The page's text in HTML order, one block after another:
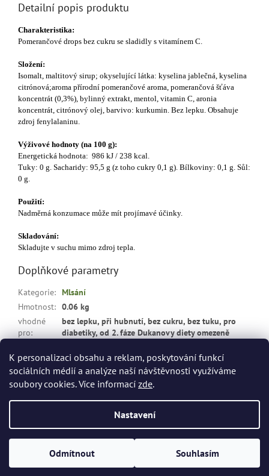
K personalizaci obsahu a reklam, poskytování funkcí
sociálních médií a analýze naší návštěvnosti využíváme
soubory cookies. Více informací zde.
Nastavení
Odmítnout Souhlasím
Detailní popis produktu
Charakteristika:
Pomerančové drops bez cukru se sladidly s vitamínem C.
Složení:
Isomalt, maltitový sirup; okyselující látka: kyselina jablečná, kyselina
citrónová;aroma přírodní pomerančové aroma, pomerančová šťáva
koncentrát (0,3%), bylinný extrakt, mentol, vitamin C, aronia
koncentrát, citrónový olej, barvivo: kurkumin. Bez lepku. Obsahuje
zdroj fenylalaninu.
Výživové hodnoty (na 100 g):
Energetická hodnota: 986 kJ / 238 kcal.
Tuky: 0 g. Sacharidy: 95,5 g (z toho cukry 0,1 g). Bílkoviny: 0,1 g. Sůl:
0 g.
Použití:
Nadměrná konzumace může mít projímavé účinky.
Skladování:
Skladujte v suchu mimo zdroj tepla.
Doplňkové parametry
Kategorie: Mlsání
Hmotnost: 0.06 kg
vhodné
pro:
bez lepku, při hubnutí, bez cukru, bez tuku, pro
diabetiky, od 2. fáze Dukanovy diety omezeně
dietashopbrno.cz
Upravit nastavení cookies